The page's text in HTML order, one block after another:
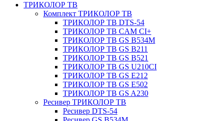
ТРИКОЛОР ТВ
Комплект ТРИКОЛОР ТВ
ТРИКОЛОР ТВ DTS-54
ТРИКОЛОР ТВ CAM CI+
ТРИКОЛОР ТВ GS B534M
ТРИКОЛОР ТВ GS B211
ТРИКОЛОР ТВ GS B521
ТРИКОЛОР ТВ GS U210CI
ТРИКОЛОР ТВ GS E212
ТРИКОЛОР ТВ GS E502
ТРИКОЛОР ТВ GS A230
Ресивер ТРИКОЛОР ТВ
Ресивер DTS-54